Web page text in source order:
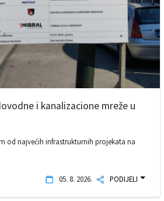
i kanalizacione mreže u
od najvećih infrastrukturnih projekata na
05. 8. 2026. PODIJELI